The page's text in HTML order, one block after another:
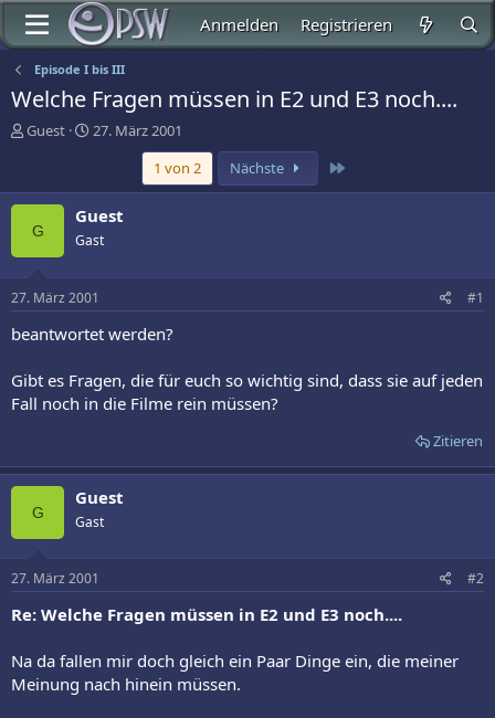
Anmelden Registrieren
Episode I bis III
Welche Fragen müssen in E2 und E3 noch....
E
t
e
r
Guest
E
t
e
l
l
a
m
27. März 2001
1 von 2
Nächste
G
Guest
Gast
27. März 2001 #1
beantwortet werden?
Gibt es Fragen, die für euch so wichtig sind, dass sie auf jeden
Fall noch in die Filme rein müssen?
Zitieren
G
Guest
Gast
27. März 2001 #2
Re: Welche Fragen müssen in E2 und E3 noch....
Na da fallen mir doch gleich ein Paar Dinge ein, die meiner
Meinung nach hinein müssen.